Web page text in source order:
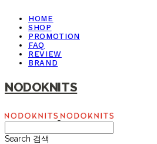
HOME
SHOP
PROMOTION
FAQ
REVIEW
BRAND
NODOKNITS
Search 검색